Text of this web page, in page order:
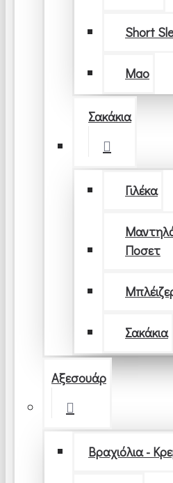
Short
Μao
Σακάκια
Γιλέκα
Ποσετ
Σακάκια
Αξεσουάρ
Βραχιόλια -